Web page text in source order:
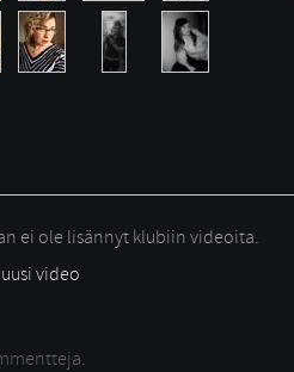
ei ole lisännyt klubiin videoita.
video